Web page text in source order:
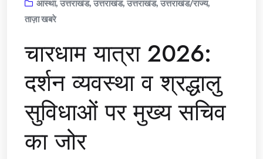
आस्था, उत्तराखंड, उत्तराखंड, उत्तराखंड, उत्तराखंड/राज्य,
ताज़ा खबरे
चारधाम यात्रा 2026:
दर्शन व्यवस्था व श्रद्धालु
सुविधाओं पर मुख्य सचिव
का जोर